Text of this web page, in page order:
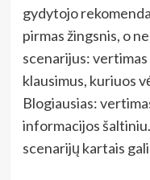
gydytojo
pirmas žingsnis, o
scenarijus:
klausimus, kuriuos
Blogiausias:
informacijos
scenarijų kartais